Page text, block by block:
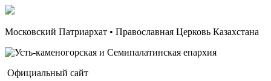
Московский Патриархат • Православная Церковь Казахстана
Официальный сайт